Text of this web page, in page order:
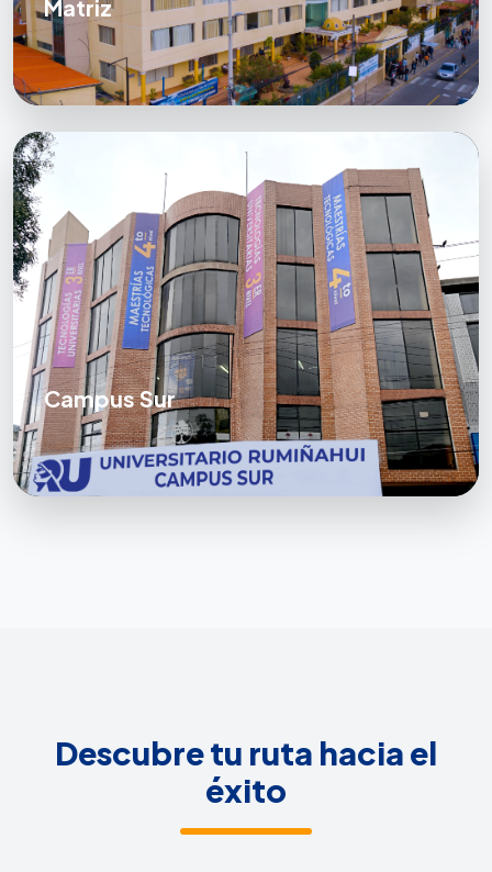
Matriz
Campus Sur
Descubre tu ruta hacia el
éxito